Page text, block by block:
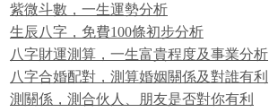
紫微斗數，一生運勢分析
生辰八字，免費100條初步分析
八字財運測算，一生富貴程度及事業分析
八字合婚配對，測算婚姻關係及對誰有利
測關係，測合伙人、朋友是否對你有利